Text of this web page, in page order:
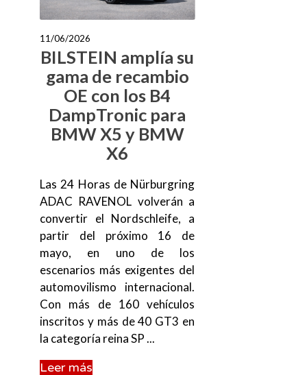
11/06/2026
BILSTEIN amplía su
gama de recambio
OE con los B4
DampTronic para
BMW X5 y BMW
X6
Las 24 Horas de Nürburgring
ADAC RAVENOL volverán a
convertir el Nordschleife, a
partir del próximo 16 de
mayo, en uno de los
escenarios más exigentes del
automovilismo internacional.
Con más de 160 vehículos
inscritos y más de 40 GT3 en
la categoría reina SP ...
Leer más